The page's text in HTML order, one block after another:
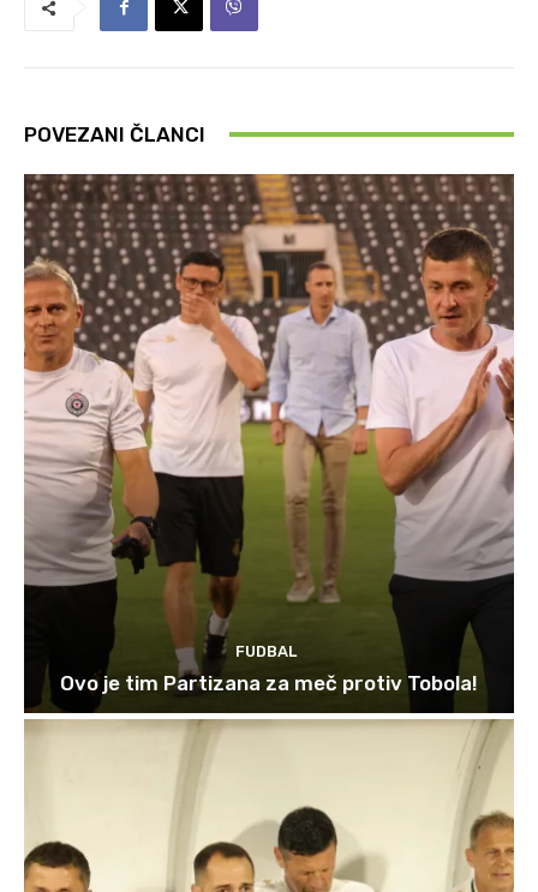
POVEZANI ČLANCI
FUDBAL
Ovo je tim Partizana za meč protiv Tobola!